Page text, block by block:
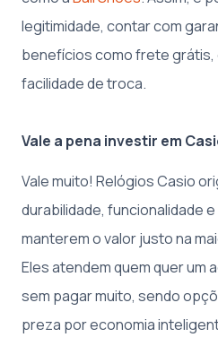
legitimidade, contar com
benefícios como frete grátis,
facilidade de troca.
Vale a pena investir em
Vale muito! Relógios Casio
durabilidade, funcionalidade
manterem o valor justo na
Eles atendem quem quer um
sem pagar muito, sendo
preza por economia